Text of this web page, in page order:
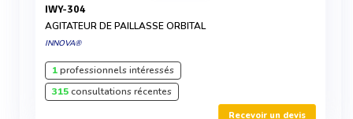
IWY-304
AGITATEUR DE PAILLASSE ORBITAL
INNOVA®
1professionnels intéressés
315consultations récentes
Recevoir un devis